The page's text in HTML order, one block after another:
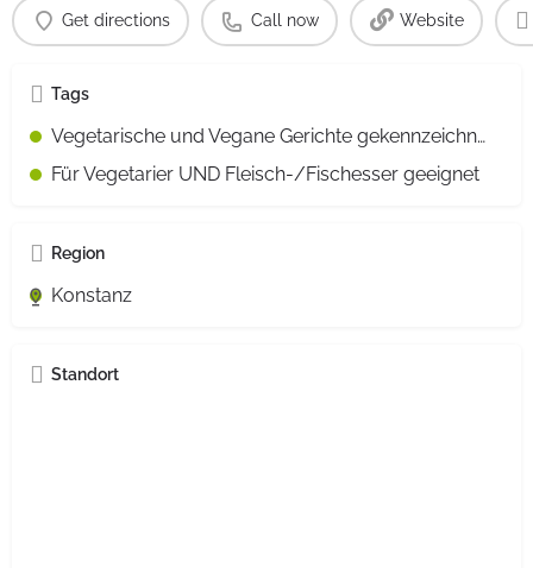
Get directions Call now Website
Tags
Vegetarische und Vegane Gerichte gekennzeichnet
Für Vegetarier UND Fleisch-/Fischesser geeignet
Region
Konstanz
Standort